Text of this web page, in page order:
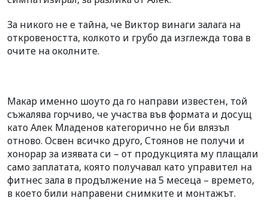
За никого не е тайна, че Виктор винаги залага на
откровеността, колкото и грубо да изглежда това в
очите на околните.
Макар именно шоуто да го направи известен, той
съжалява горчиво, че участва във формата и досущ
като Алек Младенов категорично не би влязъл
отново. Освен всичко друго, Стоянов не получи и
хонорар за изявата си – от продукцията му плащали
само заплатата, която получавал като управител на
фитнес зала в продължение на 5 месеца – времето,
в което били направени снимките и монтажът.